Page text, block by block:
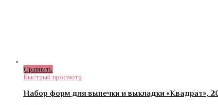
Сравнить
Быстрый просмотр
Набор форм для выпечки и выкладки «Квадрат»,